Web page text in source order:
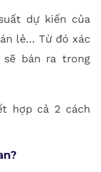
dự kiến của
lẻ… Từ đó xác
bán ra trong
hợp cả 2 cách